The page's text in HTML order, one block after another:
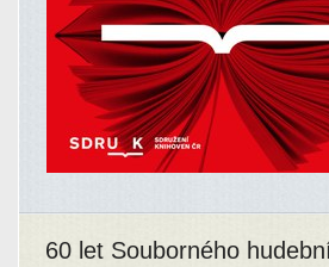
60 let Souborného